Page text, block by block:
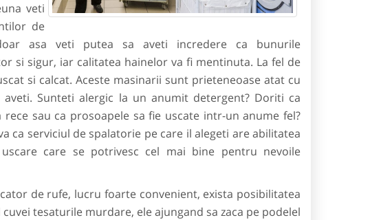
veti
de
asa veti putea sa aveti incredere ca bunurile
si sigur, iar calitatea hainelor va fi mentinuta. La fel de
si calcat. Aceste masinarii sunt prieteneoase atat cu
Sunteti alergic la un anumit detergent? Doriti ca
sau ca prosoapele sa fie uscate intr-un anume fel?
ca serviciul de spalatorie pe care il alegeti are abilitatea
care se potrivesc cel mai bine pentru nevoile
de rufe, lucru foarte convenient, exista posibilitatea
tesaturile murdare, ele ajungand sa zaca pe podelel